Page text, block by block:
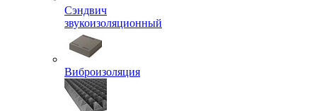
Сэндвич
звукоизоляционный
Виброизоляция